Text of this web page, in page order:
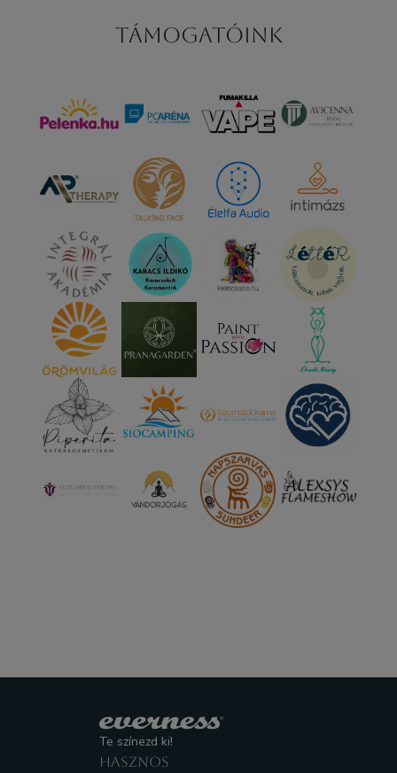
Támogatóink
Te színezd ki!
HASZNOS